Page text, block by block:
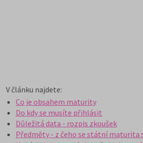
V článku najdete:
Co je obsahem maturity
Do kdy se musíte přihlásit
Důležitá data - rozpis zkoušek
Předměty - z čeho se státní maturita